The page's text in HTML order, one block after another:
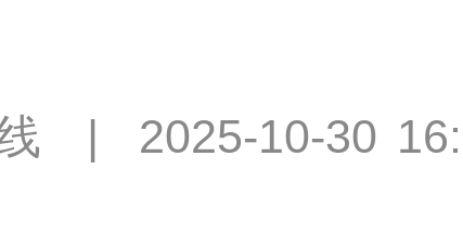
| 2025-10-30